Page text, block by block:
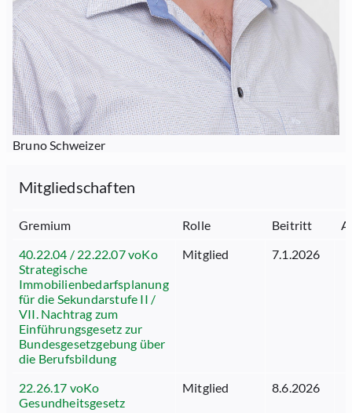
Bruno Schweizer
Mitgliedschaften
Gremium Rolle Beitritt
40.22.04 / 22.22.07 voKo
Strategische
Immobilienbedarfsplanung
für die Sekundarstufe II /
VII. Nachtrag zum
Einführungsgesetz zur
Bundesgesetzgebung über
die Berufsbildung
Mitglied 7.1.2026
22.26.17 voKo
Gesundheitsgesetz
Mitglied 8.6.2026